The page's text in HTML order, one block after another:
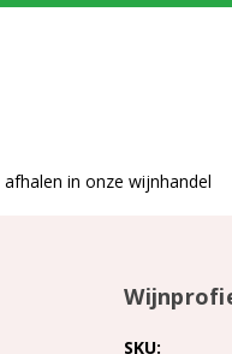
afhalen in onze wijnhandel
SKU